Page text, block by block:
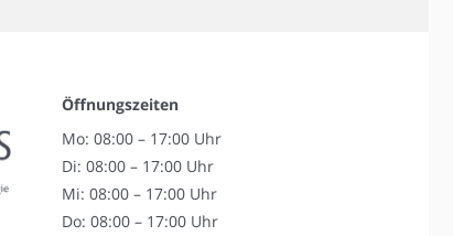
Öffnungszeiten
Mo: 08:00 – 17:00 Uhr
Di: 08:00 – 17:00 Uhr
Mi: 08:00 – 17:00 Uhr
Do: 08:00 – 17:00 Uhr